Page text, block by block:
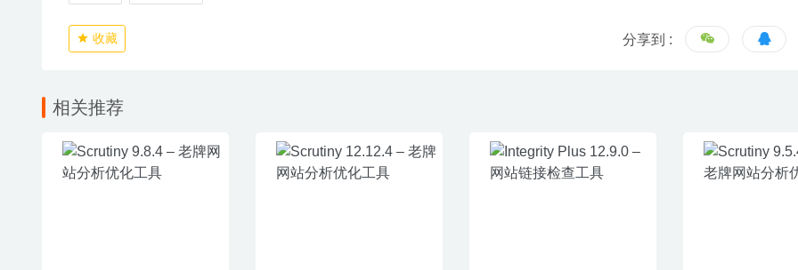
收藏 分享到 :
相关推荐